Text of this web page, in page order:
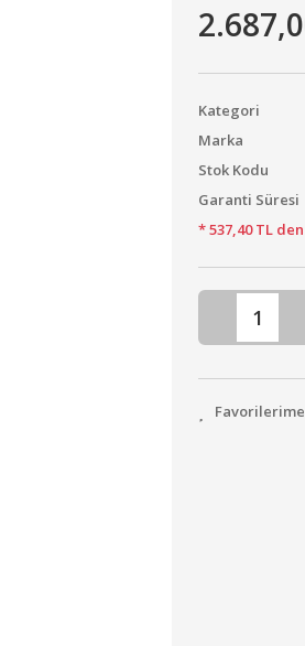
Kategori
Marka
Stok Kodu
Garanti Süresi
* 537,40 TL